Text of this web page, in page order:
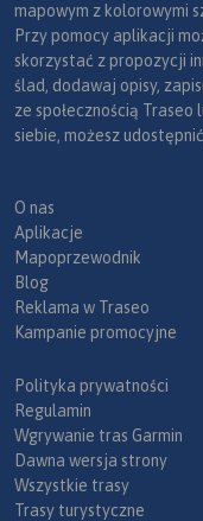
mapowym z kolorowymi
Przy pomocy aplikacji
skorzystać z propozycji
ślad, dodawaj opisy,
ze społecznością
siebie, możesz
O nas
Aplikacje
Mapoprzewodnik
Blog
Reklama w Traseo
Kampanie promocyjne
Polityka prywatności
Regulamin
Wgrywanie tras Garmin
Dawna wersja strony
Wszystkie trasy
Trasy turystyczne